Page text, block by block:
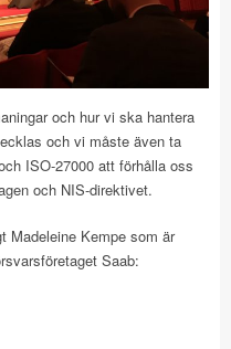
och hur vi ska hantera
och vi måste även ta
ISO-27000 att förhålla oss
och NIS-direktivet.
Madeleine Kempe som är
Saab: